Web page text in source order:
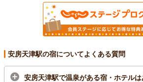
安房天津駅の宿についてよくある質問
安房天津駅で温泉がある宿・ホテルは